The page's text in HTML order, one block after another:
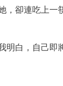
，卻連吃上一
明白，自己即